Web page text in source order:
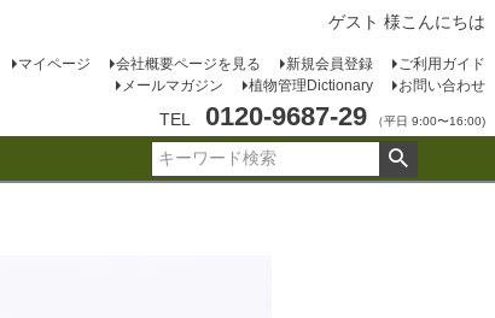
ゲスト 様こんにちは
マイページ 会社概要ページを見る 新規会員登録
ご利用ガイド
メールマガジン
植物管理Dictionary お問い合わせ
TEL 0120-9687-29 （平日 9:00〜16:00)